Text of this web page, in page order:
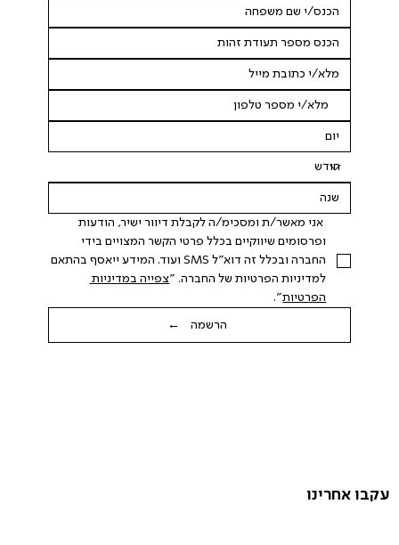
עקבו אחרינו
אני מאשר/ת ומסכימ/ה לקבלת דיוור ישיר, הודעות
החברה ובכלל זה דוא"ל SMS ועוד. המידע ייאסף בהתאם
למדיניות הפרטיות של החברה. "
צפייה במדיניות
הפרטיות".
הרשמה ←